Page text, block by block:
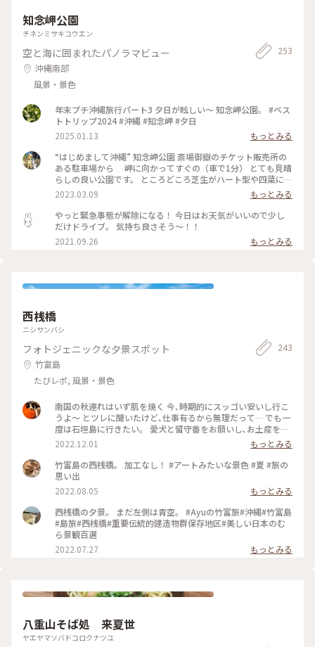
知念岬公園
チネンミサキコウエン
空と海に囲まれたパノラマビュー
沖縄南部
風景・景色
253
年末プチ沖縄旅行パート3 夕日が眩しい〜 知念岬公園。 #ベス
トトリップ2024 #沖縄 #知念岬 #夕日
2025.01.13
もっとみる
“はじめまして沖縄” 知念岬公園 斎場御嶽のチケット販売所の
ある駐車場から 岬に向かってすぐの（車で1分） とても見晴
らしの良い公園です。 ところどころ芝生がハート型や四葉にカ
ットされています💚🍀 お天気も良くきれいな海が印象的でし
た🎶 #はじめまして沖縄 #沖縄 #Myことりっぷ #私のことりっ
ぷ旅 #知念岬公園#ハートの芝生#四葉の芝生#
2023.03.09
もっとみる
やっと緊急事態が解除になる！ 今日はお天気がいいので少し
だけドライブ。 気持ち良さそう～！！
2021.09.26
もっとみる
西桟橋
ニシサンバシ
フォトジェニックな夕景スポット
竹富島
たびレポ, 風景・景色
243
南国の秋連れはいず肌を焼く 今､時期的にスッゴい安いし行こ
うよ〜 とツレに聞いたけど､仕事有るから無理だって… でも一
度は石垣島に行きたい。 愛犬と留守番をお願いし､お土産を期
待してねーと😆。 ２泊３日旅、石垣島では🛵レンタルで周
り、 メインは西表島カヌー🛶マングローブ近くまで漕ぎ漕ぎ
😅 ガイドさんからの説明と同時にミサゴ🦅が急降下🐟獲って
ビックリ😃 昼から⛴竹富島へ、牛車🐂牛さん疲れていたら
しく休み休み😊 日差しはまだまだ暑い、😎 日焼け止め塗って
いた顔も焼けて来ました。 テロテロと歩いて🚶‍♀️西桟橋の写
真は上出来😆 他は時間無く回れません。 そうだ、次回に残し
ておこう！うんうん😆 喉が渇き、おばぁの店へ…小銭を探す
けど出てこない💦 「ゴメンなさい」とお札を渡すと戻ってく
るお釣りが多い？ あばぁ「いいよ〜オマケさぁ😊」って、こ
の旅で一番嬉しかったかも😆 空港でお土産買い、ツレの好
石垣島
2022.12.01
もっとみる
竹富島の西桟橋。 加工なし！ #アートみたいな景色 #夏 #旅の
思い出
2022.08.05
もっとみる
西桟橋の夕景。 まだ左側は青空。 #Ayuの竹富旅#沖縄#竹富島
#島旅#西桟橋#重要伝統的建造物群保存地区#美しい日本のむ
ら景観百選
2022.07.27
もっとみる
八重山そば処 来夏世
ヤエヤマソバドコロクナツユ